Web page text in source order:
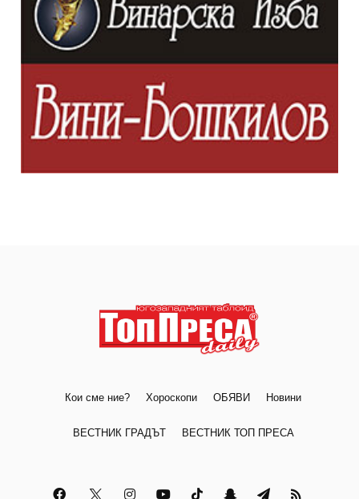
Кои сме ние? Хороскопи ОБЯВИ Новини
ВЕСТНИК ГРАДЪТ ВЕСТНИК ТОП ПРЕСА